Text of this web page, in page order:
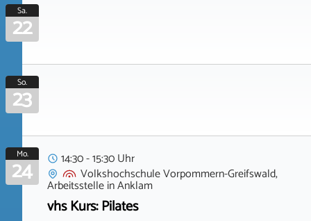
Sa.
22
So.
23
Mo.
24
14:30 - 15:30 Uhr
Volkshochschule Vorpommern-Greifswald,
ArbeitsstelleinAnklam
vhs Kurs: Pilates